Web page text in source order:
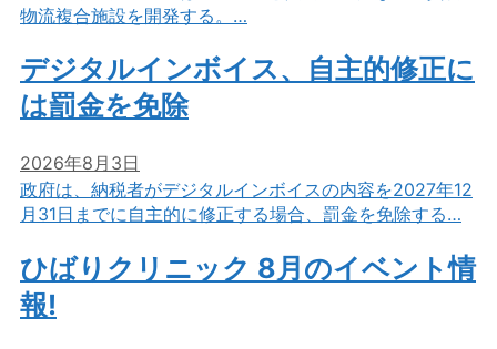
物流複合施設を開発する。…
デジタルインボイス、自主的修正に
は罰金を免除
2026年8月3日
政府は、納税者がデジタルインボイスの内容を2027年12
月31日までに自主的に修正する場合、罰金を免除する…
ひばりクリニック 8月のイベント情
報!